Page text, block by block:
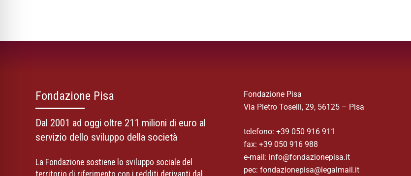
Fondazione Pisa
Dal 2001 ad oggi oltre 211 milioni di euro al
servizio dello sviluppo della società
La Fondazione sostiene lo sviluppo sociale del
territorio di riferimento con i redditi derivanti dal
Fondazione Pisa
Via Pietro Toselli, 29, 56125 – Pisa
telefono: +39 050 916 911
fax: +39 050 916 988
e-mail: info@fondazionepisa.it
pec: fondazionepisa@legalmail.it